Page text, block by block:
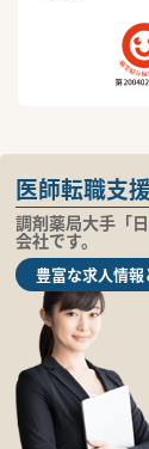
医師転職支
調剤薬局大手「
会社です。
豊富な求人情報